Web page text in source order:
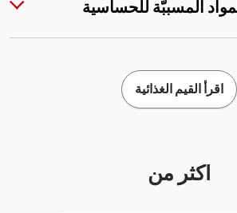
المسببّة للحساسية
اقرأ القيم الغذائية
أكثر من